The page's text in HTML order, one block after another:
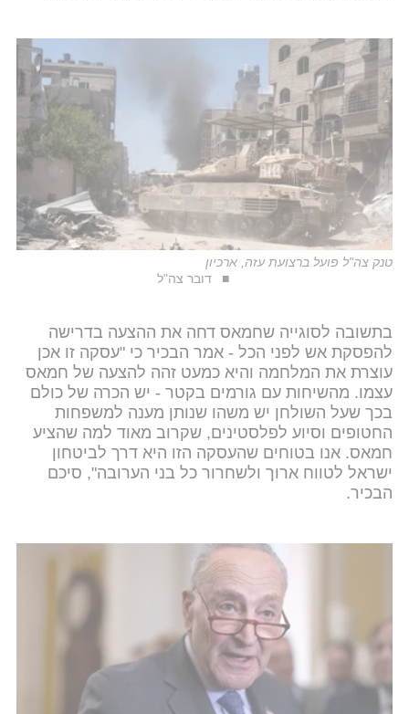
טנק צה"ל פועל ברצועת עזה, ארכיון
דובר צה"ל
בתשובה לסוגייה שחמאס דחה את ההצעה בדרישה
להפסקת אש לפני הכל - אמר הבכיר כי "עסקה זו אכן
עוצרת את המלחמה והיא כמעט זהה להצעה של חמאס
עצמו. מהשיחות עם גורמים בקטר - יש הכרה של כולם
בכך שעל השולחן יש משהו שנותן מענה למשפחות
החטופים וסיוע לפלסטינים, שקרוב מאוד למה שהציע
חמאס. אנו בטוחים שהעסקה הזו היא דרך לביטחון
ישראל לטווח ארוך ולשחרור כל בני הערובה", סיכם
הבכיר.